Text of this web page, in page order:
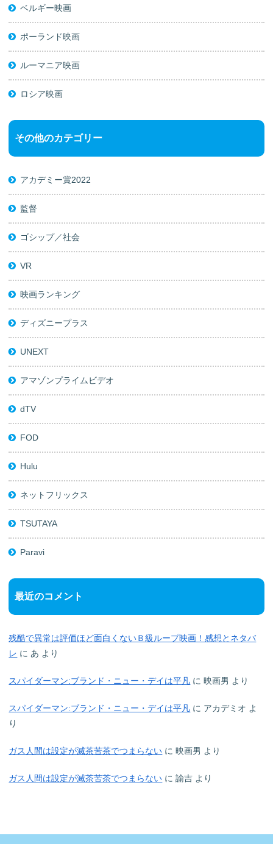
ベルギー映画
ポーランド映画
ルーマニア映画
ロシア映画
その他のカテゴリー
アカデミー賞2022
監督
ゴシップ／社会
VR
映画ランキング
ディズニープラス
UNEXT
アマゾンプライムビデオ
dTV
FOD
Hulu
ネットフリックス
TSUTAYA
Paravi
最近のコメント
残酷で異常は評価ほど面白くないＢ級ループ映画！感想とネタバ
レ にあ より
スパイダーマン:ブランド・ニュー・デイは平凡 に映画男 より
スパイダーマン:ブランド・ニュー・デイは平凡 に アカデミオ よ
り
ガス人間は設定が滅茶苦茶でつまらない に映画男 より
ガス人間は設定が滅茶苦茶でつまらない に諭吉 より